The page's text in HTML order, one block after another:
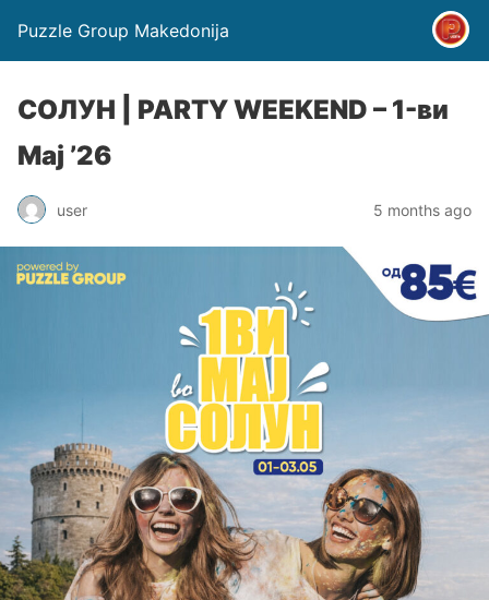
Puzzle Group Makedonija
СОЛУН | PARTY WEEKEND – 1-ви
Мај ’26
user 5 months ago